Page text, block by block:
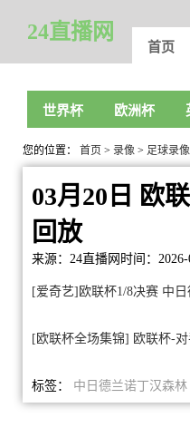
24直播网
首页
世界杯 欧洲杯
您的位置： 首页 > 录像 > 足球录像
03月20日 欧
回放
来源：24直播网 时间：
[爱奇艺]欧联杯1/8决赛 中
[欧联杯全场集锦] 欧联杯-
标签： 中日德兰诺丁汉森林